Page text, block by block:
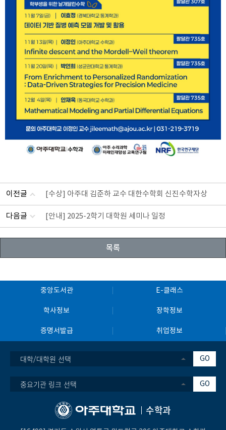
이전글 [수상] 아주대 김준하 교수 대한수학회 신진수학자상
다음글 [안내] 2025-2학기 대학원 세미나 일정
목록
중앙도서관 E-클래스
학사정보 장학정보
증명서발급 취업정보
대학/대학원 선택 GO
중요기관 링크 선택 GO
수학과